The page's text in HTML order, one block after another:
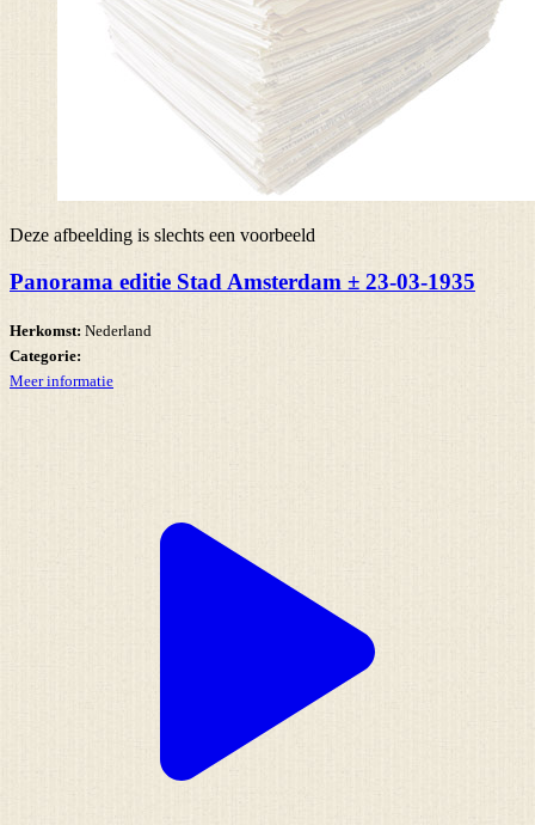
Deze afbeelding is slechts een voorbeeld
Panorama editie Stad Amsterdam ± 23-03-1935
Herkomst: Nederland
Categorie:
Meer informatie